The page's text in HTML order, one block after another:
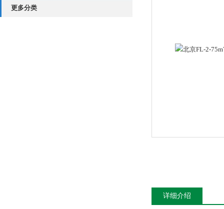
更多分类
详细介绍